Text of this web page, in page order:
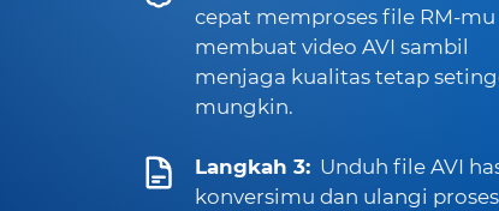
cepat memproses file RM-mu
membuat video AVI sambil
menjaga kualitas tetap
mungkin.
Langkah 3: Unduh file AVI
konversimu dan ulangi